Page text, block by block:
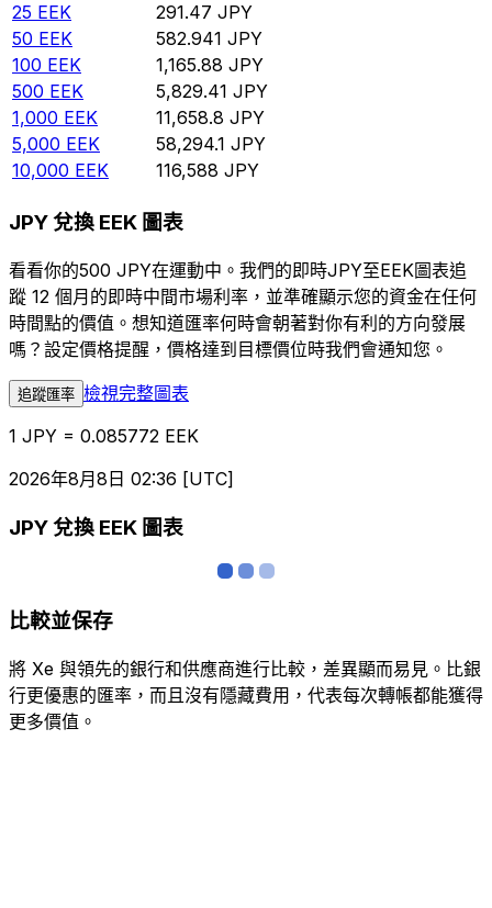
25 EEK 291.47 JPY
50 EEK 582.941 JPY
100 EEK 1,165.88 JPY
500 EEK 5,829.41 JPY
1,000 EEK 11,658.8 JPY
5,000 EEK 58,294.1 JPY
10,000 EEK 116,588 JPY
JPY 兌換 EEK 圖表
看看你的500 JPY在運動中。我們的即時JPY至EEK圖表追
蹤 12 個月的即時中間市場利率，並準確顯示您的資金在任何
時間點的價值。想知道匯率何時會朝著對你有利的方向發展
嗎？設定價格提醒，價格達到目標價位時我們會通知您。
追蹤匯率 檢視完整圖表
1 JPY = 0.085772 EEK
2026年8月8日 02:36 [UTC]
JPY 兌換 EEK 圖表
比較並保存
將 Xe 與領先的銀行和供應商進行比較，差異顯而易見。比銀
行更優惠的匯率，而且沒有隱藏費用，代表每次轉帳都能獲得
更多價值。